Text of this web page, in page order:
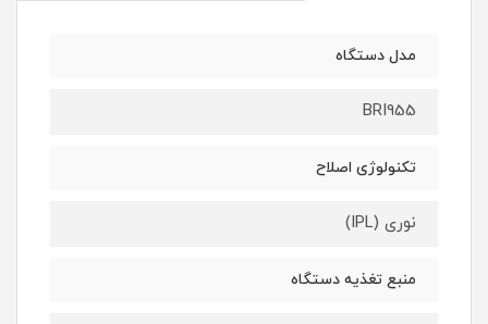
مدل دستگاه
BRI955
تکنولوژی اصلاح
نوری (IPL)
منبع تغذیه دستگاه